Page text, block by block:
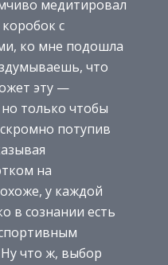
медитировал
с
ко мне подошла
что
эту —
только чтобы
потупив
на
у каждой
в сознании есть
что ж, выбор